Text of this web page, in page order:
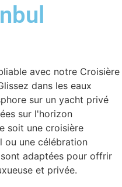
avec notre Croisière
dans les eaux
sur un yacht privé
sur l'horizon
soit une croisière
ou une célébration
adaptées pour offrir
et privée.